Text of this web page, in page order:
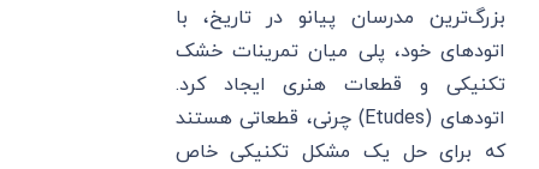
بزرگ‌ترین مدرسان پیانو در تاریخ، با
اتودهای خود، پلی میان تمرینات خشک
تکنیکی و قطعات هنری ایجاد کرد.
اتودهای (Etudes) چرنی، قطعاتی هستند
که برای حل یک مشکل تکنیکی خاص